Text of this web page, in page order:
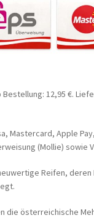
12,95 €.
Mastercard, Apple
(Mollie) sowie
Reifen,
die österreichische